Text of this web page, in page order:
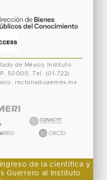
de México
Instituto
50000. Tel. (01-722)
rectoria@uaemex.mx
de la científica y
Guerrero al Instituto